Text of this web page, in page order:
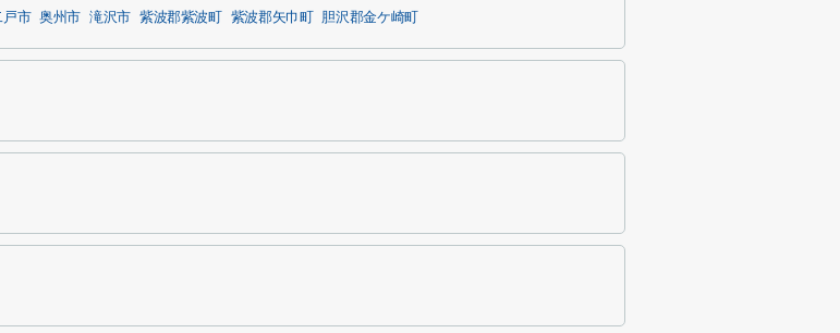
戸市 奥州市 滝沢市 紫波郡紫波町 紫波郡矢巾町 胆沢郡金ケ崎町